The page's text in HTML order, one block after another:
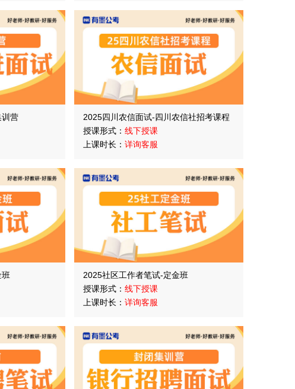
训营
2025四川农信面试-四川农信社招考课程
授课形式： 线下授课
上课时长： 详询客服
2025社区工作者笔试-定金班
授课形式： 线下授课
上课时长： 详询客服